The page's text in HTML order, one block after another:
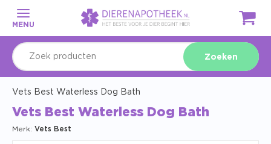
MENU
Zoeken
Vets Best Waterless Dog Bath
Vets Best Waterless Dog Bath
Merk: Vets Best